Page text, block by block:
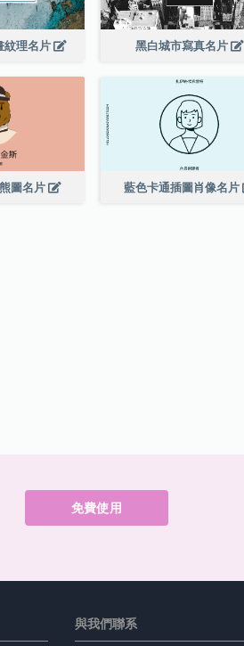
紋理名片 黑白城市寫真名片
圖名片 藍色卡通插圖肖像名片
免費使用
與我們聯系